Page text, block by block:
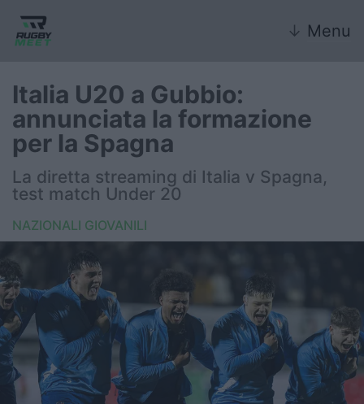
↓ Menu
Nazionale
Nazionali giovanili
FIR
Internazionale
6 Nazioni
United Rugby Championship
Top14
Italia U20 a Gubbio:
annunciata la formazione
per la Spagna
La diretta streaming di Italia v Spagna,
test match Under 20
NAZIONALI GIOVANILI